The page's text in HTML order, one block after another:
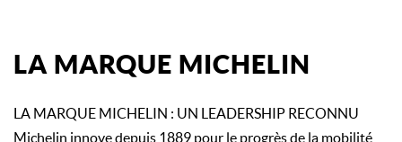
LA MARQUE MICHELIN
LA MARQUE MICHELIN : UN LEADERSHIP RECONNU
Michelin innove depuis 1889 pour le progrès de la mobilité